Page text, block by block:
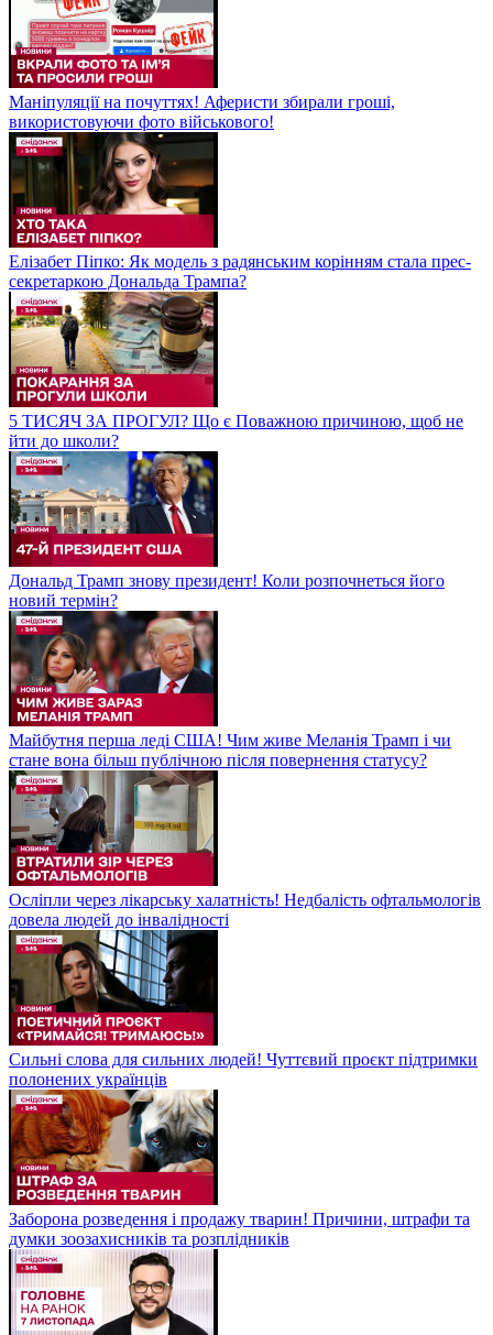
Маніпуляції на почуттях! Аферисти збирали гроші,
використовуючи фото військового!
Елізабет Піпко: Як модель з радянським корінням стала прес-
секретаркою Дональда Трампа?
5 ТИСЯЧ ЗА ПРОГУЛ? Що є Поважною причиною, щоб не
йти до школи?
Дональд Трамп знову президент! Коли розпочнеться його
новий термін?
Майбутня перша леді США! Чим живе Меланія Трамп і чи
стане вона більш публічною після повернення статусу?
Осліпли через лікарську халатність! Недбалість офтальмологів
довела людей до інвалідності
Сильні слова для сильних людей! Чуттєвий проєкт підтримки
полонених українців
Заборона розведення і продажу тварин! Причини, штрафи та
думки зоозахисників та розплідників